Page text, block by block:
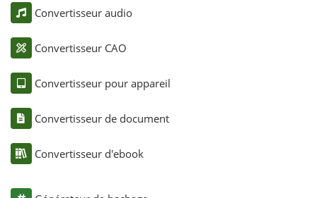
Convertisseur audio
Convertisseur CAO
Convertisseur pour appareil
Convertisseur de document
Convertisseur d'ebook